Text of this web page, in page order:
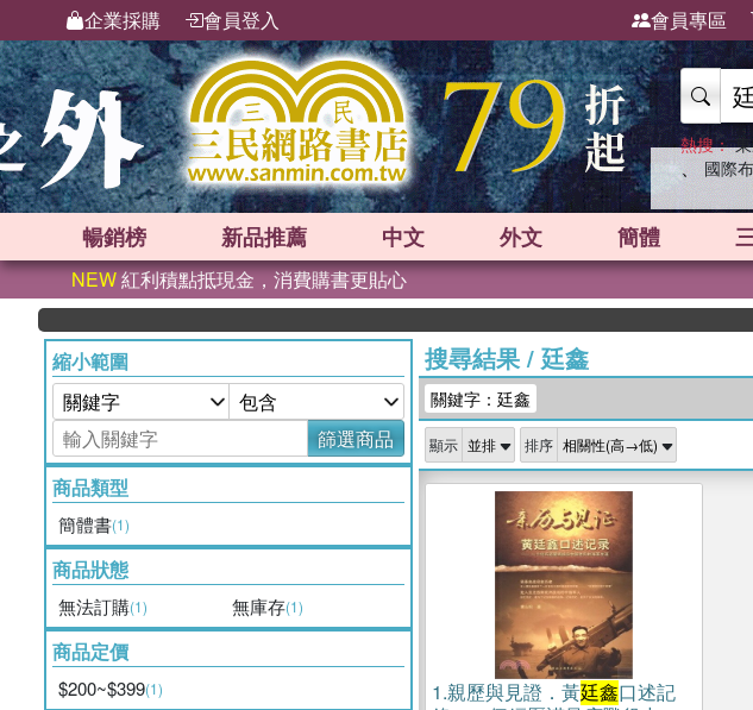
企業採購 會員登入 會員專區
熱搜：
、 國際
暢銷榜 新品推薦 中文 外文 簡體
NEW紅利積點抵現金，消費購書更貼心
縮小範圍
篩選商品
商品類型
簡體書(1)
商品狀態
無法訂購(1) 無庫存(1)
商品定價
$200~$399(1)
搜尋結果/ 廷鑫
關鍵字：廷鑫
顯示 排序
1.親歷與見證．黃廷鑫口述記